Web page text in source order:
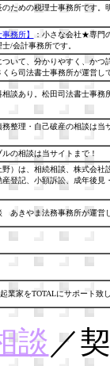
ための税理士事務所です。
務所】
：小さな会社★専門
/会計事務所です。
ついて、分かりやすく、かつ
ら司法書士事務所が運営し
談あり。松田司法書士事務
整理・自己破産の相談は当
の相談は当サイトまで！
）は、相続相談、株式会社
登記、小額訴訟、成年後見
あきやま法務事務所が運営
起業家をTOTALにサポート致
談 ／